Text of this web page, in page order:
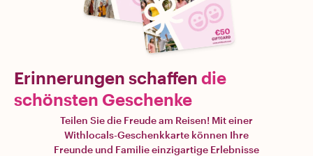
Erinnerungen schaffen die
schönsten Geschenke
Teilen Sie die Freude am Reisen! Mit einer
Withlocals-Geschenkkarte können Ihre
Freunde und Familie einzigartige Erlebnisse